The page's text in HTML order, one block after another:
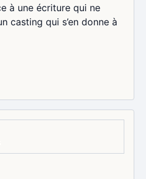
à une écriture qui ne
casting qui s’en donne à